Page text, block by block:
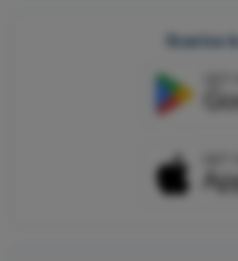
Scarica